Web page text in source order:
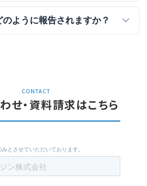
ように報告されますか？
CONTACT
せ・資料請求はこちら